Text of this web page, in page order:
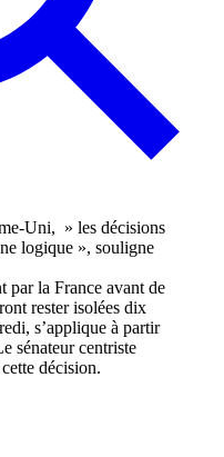
par la France avant de
rester isolées dix
s’applique à partir
sénateur centriste
décision.